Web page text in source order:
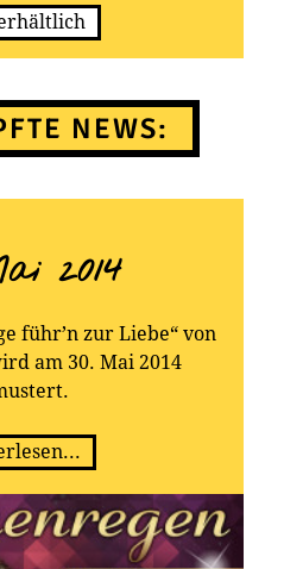
NEWS:
2014
führ’n zur Liebe“ von
am 30. Mai 2014